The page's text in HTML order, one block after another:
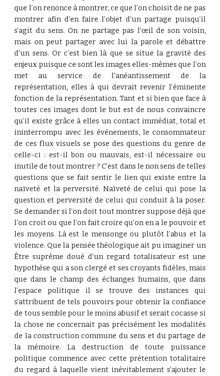
que l’on renonce à montrer, ce que l’on choisit de ne pas
montrer afin d’en faire l’objet d’un partage puisqu’il
s’agit du sens. On ne partage pas l’œil de son voisin,
mais on peut partager avec lui la parole et débattre
d’un sens. Or c’est bien là que se situe la gravité des
enjeux puisque ce sont les images elles-mêmes que l’on
met au service de l’anéantissement de la
représentation, elles à qui devrait revenir l’éminente
fonction de la représentation. Tant et si bien que face à
toutes ces images dont le but est de nous convaincre
qu’il existe grâce à elles un contact immédiat, total et
ininterrompu avec les événements, le consommateur
de ces flux visuels se pose des questions du genre de
celle-ci : est-il bon ou mauvais, est-il nécessaire ou
inutile de tout montrer ? C’est dans le non sens de telles
questions que se fait sentir le lien qui existe entre la
naïveté et la perversité. Naïveté de celui qui pose la
question et perversité de celui qui conduit à la poser.
Se demander si l’on doit tout montrer suppose déjà que
l’on croit ou que l’on fait croire qu’on en a le pouvoir et
les moyens. Là est le mensonge ou plutôt l’abus et la
violence. Que la pensée théologique ait pu imaginer un
Être suprême doué d’un regard totalisateur est une
hypothèse qui a son clergé et ses croyants fidèles, mais
que dans le champ des échanges humains, que dans
l’espace politique il se trouve des instances qui
s’attribuent de tels pouvoirs pour obtenir la confiance
de tous semble pour le moins abusif et serait cocasse si
la chose ne concernait pas précisément les modalités
de la construction commune du sens et du partage de
la mémoire. La destruction de toute puissance
politique commence avec cette prétention totalitaire
du regard à laquelle vient inévitablement s’ajouter le